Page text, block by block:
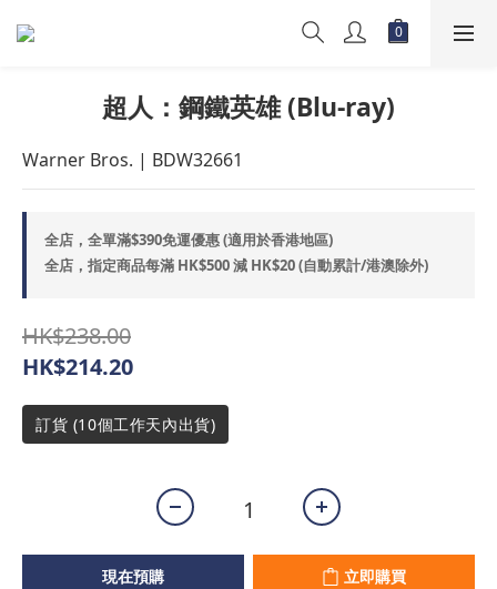
超人：鋼鐵英雄 (Blu-ray)
Warner Bros. | BDW32661
全店，全單滿$390免運優惠 (適用於香港地區)
全店，指定商品每滿 HK$500 減 HK$20 (自動累計/港澳除外)
HK$238.00
HK$214.20
訂貨 (10個工作天內出貨)
現在預購 立即購買